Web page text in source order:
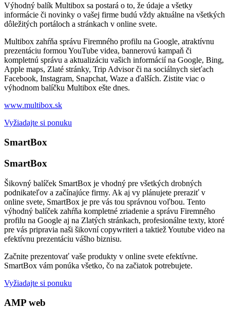
Výhodný balík Multibox sa postará o to, že údaje a všetky
informácie či novinky o vašej firme budú vždy aktuálne na všetkých
dôležitých portáloch a stránkach v online svete.
Multibox zahŕňa správu Firemného profilu na Google, atraktívnu
prezentáciu formou YouTube videa, bannerovú kampaň či
kompletnú správu a aktualizáciu vašich informácií na Google, Bing,
Apple maps, Zlaté stránky, Trip Advisor či na sociálnych sieťach
Facebook, Instagram, Snapchat, Waze a ďalších. Zistite viac o
výhodnom balíčku Multibox ešte dnes.
www.multibox.sk
Vyžiadajte si ponuku
SmartBox
SmartBox
Šikovný balíček SmartBox je vhodný pre všetkých drobných
podnikateľov a začínajúce firmy. Ak aj vy plánujete preraziť v
online svete, SmartBox je pre vás tou správnou voľbou. Tento
výhodný balíček zahŕňa kompletné zriadenie a správu Firemného
profilu na Google aj na Zlatých stránkach, profesionálne texty, ktoré
pre vás pripravia naši šikovní copywriteri a taktiež Youtube video na
efektívnu prezentáciu vášho biznisu.
Začnite prezentovať vaše produkty v online svete efektívne.
SmartBox vám ponúka všetko, čo na začiatok potrebujete.
Vyžiadajte si ponuku
AMP web